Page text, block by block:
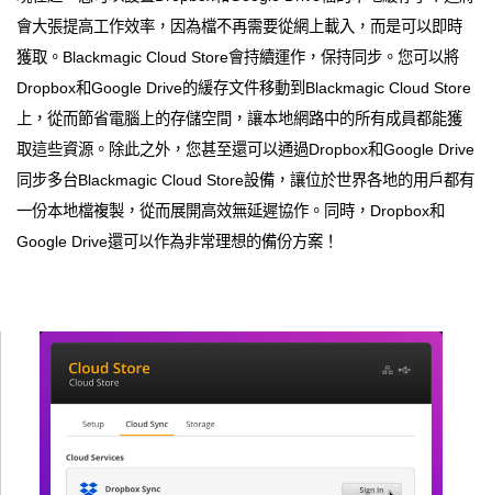
會大張提高工作效率，因為檔不再需要從網上載入，而是可以即時
獲取。Blackmagic Cloud Store會持續運作，保持同步。您可以將
Dropbox和Google Drive的緩存文件移動到Blackmagic Cloud Store
上，從而節省電腦上的存儲空間，讓本地網路中的所有成員都能獲
取這些資源。除此之外，您甚至還可以通過Dropbox和Google Drive
同步多台Blackmagic Cloud Store設備，讓位於世界各地的用戶都有
一份本地檔複製，從而展開高效無延遲協作。同時，Dropbox和
Google Drive還可以作為非常理想的備份方案！